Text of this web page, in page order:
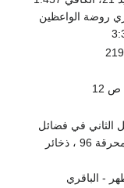
2:75، النيسابوري روضة الواعظين
و الأفعال الفصل الثاني في فضائل
اهل البيت مفصلا فاطمة ا، الصواعق المحرقة 96 ، ذخائر
- الباقري